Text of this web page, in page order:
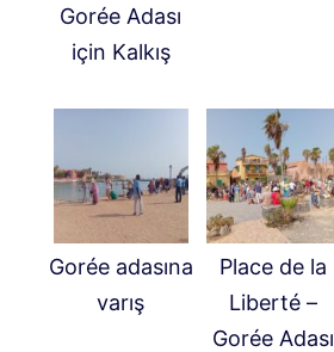
Gorée Adası
için Kalkış
Gorée adasına
varış
Place de la
Liberté –
Gorée Adası